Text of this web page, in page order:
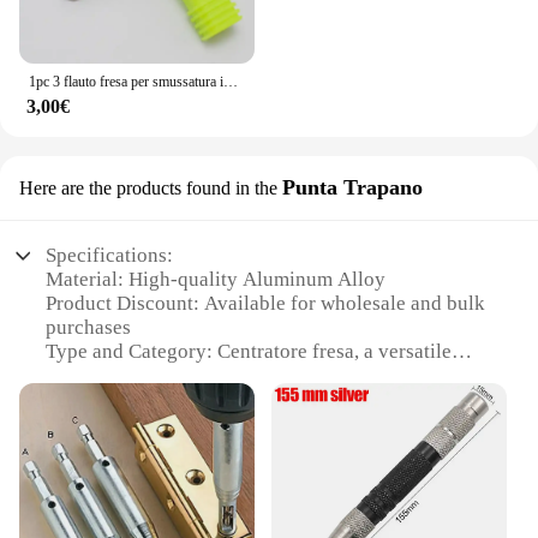
1pc 3 flauto fresa per smussatura in acciaio al tungsteno trapano a 90 gradi per fresa per smussatura in alluminio
3,00€
Here are the products found in the Punta Trapano
Specifications:
Material: High-quality Aluminum Alloy
Product Discount: Available for wholesale and bulk
purchases
Type and Category: Centratore fresa, a versatile
Design and Style: Ergonomic design with a sleek
finish
Usage and Purpose: Ideal for precision drilling and
shaping
Performance and Property: Durable and efficient
with a robust motor